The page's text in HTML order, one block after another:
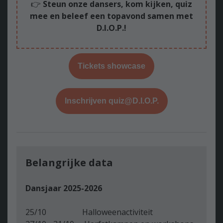
👉 Steun onze dansers, kom kijken, quiz
mee en beleef een topavond samen met
D.I.O.P.!
Tickets showcase
Inschrijven quiz@D.I.O.P.
Belangrijke data
Dansjaar 2025-2026
25/10 Halloweenactiviteit